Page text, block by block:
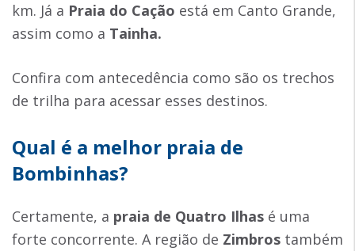
km. Já a Praia do Cação está em Canto Grande,
assim como a Tainha.
Confira com antecedência como são os trechos
de trilha para acessar esses destinos.
Qual é a melhor praia de
Bombinhas?
Certamente, a praia de Quatro Ilhas é uma
forte concorrente. A região de Zimbros também